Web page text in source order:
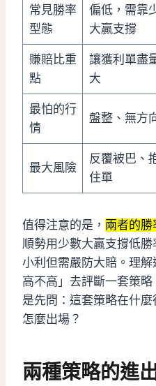
常見勝率
型態
偏低，需靠
大贏支撐
賺賠比重
點
讓獲利單盡
大
最怕的行
情
盤整、無方
最大風險
反覆被巴、
住單
值得注意的是， 兩者的
順勢用少數大贏支撐低
小利但需嚴防大賠。理
高不高」去評斷一套策
是先問：這套策略在什
怎麼出場？
兩種策略的進